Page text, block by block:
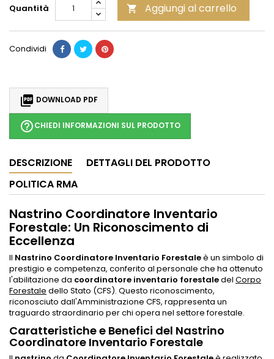
Quantità  Aggiungi al carrello
Condividi
 DOWNLOAD PDF
help_outlineCHIEDI INFORMAZIONI SUL PRODOTTO
DESCRIZIONE
DETTAGLI DEL PRODOTTO
POLITICA RMA
Nastrino Coordinatore Inventario
Forestale: Un Riconoscimento di
Eccellenza
Il Nastrino Coordinatore Inventario Forestaleè un simbolo di
prestigio e competenza, conferito al personale che ha ottenuto
l'abilitazione da coordinatore inventario forestaledel Corpo
Forestale dello Stato (CFS). Questo riconoscimento,
riconosciuto dall'Amministrazione CFS, rappresenta un
traguardo straordinario per chi opera nel settore forestale.
Caratteristiche e Benefici del Nastrino
Coordinatore Inventario Forestale